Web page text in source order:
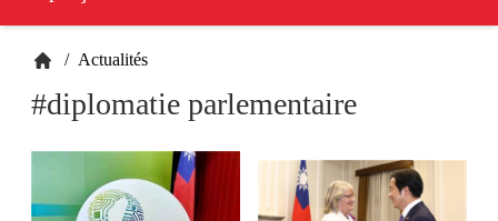
/ Actualités
#diplomatie parlementaire